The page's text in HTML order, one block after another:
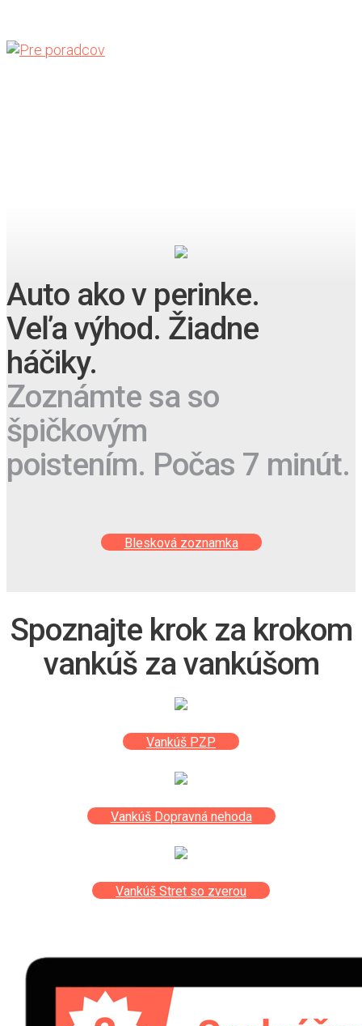
Auto ako v perinke.
Veľa výhod. Žiadne
háčiky.
Zoznámte sa so
špičkovým
poistením. Počas 7 minút.
Blesková zoznamka
Spoznajte krok za krokom
vankúš za vankúšom
Vankúš PZP
Vankúš Dopravná nehoda
Vankúš Stret so zverou